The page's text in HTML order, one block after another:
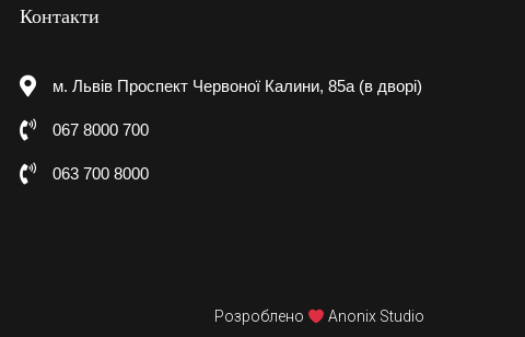
Контакти
м. Львів Проспект Червоної Калини, 85а (в дворі)
067 8000 700
063 700 8000
Розроблено Anonix Studio